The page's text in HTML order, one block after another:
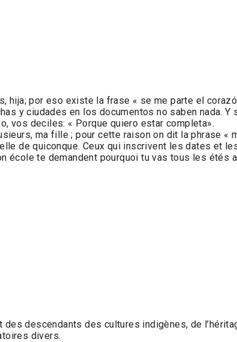
hija; por eso existe la frase « se me parte el
y ciudades en los documentos no saben nada. Y
vos deciles: « Porque quiero estar completa».
ma fille ; pour cette raison on dit la phrase «
de quiconque. Ceux qui inscrivent les dates et
te demandent pourquoi tu vas tous les étés
descendants des cultures indigènes, de
divers.